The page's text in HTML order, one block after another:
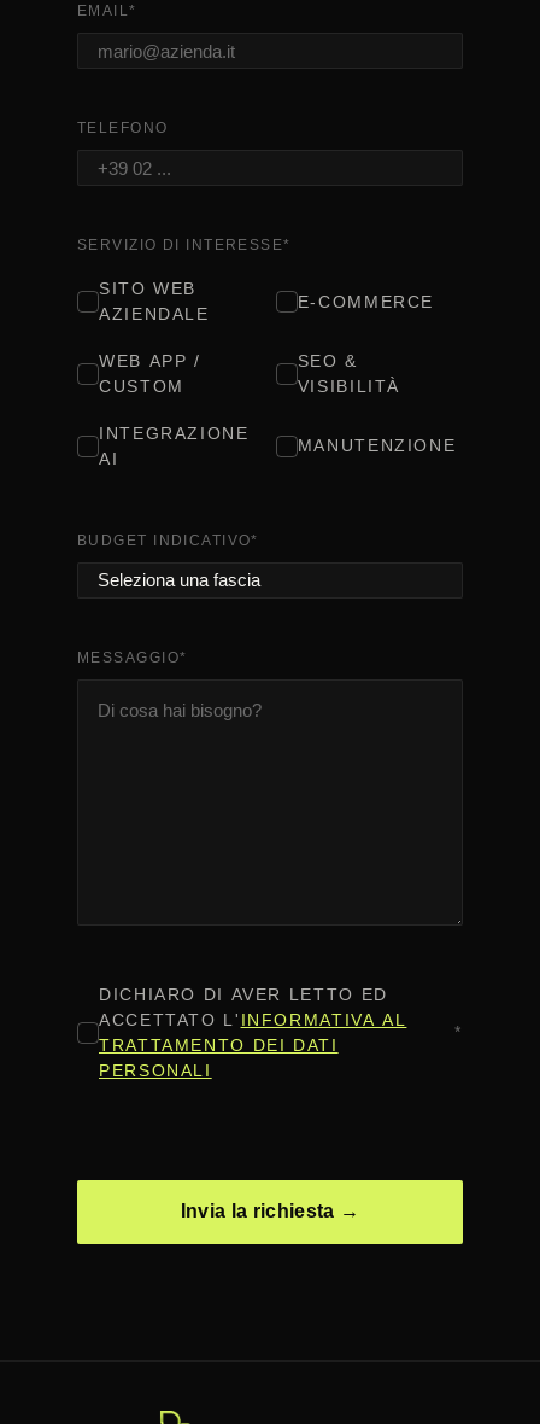
EMAIL*
TELEFONO
SERVIZIO DI INTERESSE*
SITO WEB
AZIENDALE
E-COMMERCE
WEB APP /
CUSTOM
SEO &
VISIBILITÀ
INTEGRAZIONE
AI
MANUTENZIONE
BUDGET INDICATIVO*
MESSAGGIO*
CONSENSO*
DICHIARO DI AVER LETTO ED
ACCETTATO L' INFORMATIVA AL
TRATTAMENTO DEI DATI
PERSONALI
*